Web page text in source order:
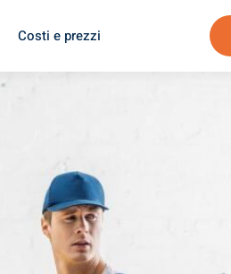
Costi e prezzi